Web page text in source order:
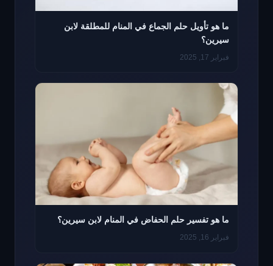
ما هو تأويل حلم الجماع في المنام للمطلقة لابن
سيرين؟
فبراير 17, 2025
ما هو تفسير حلم الحفاض في المنام لابن سيرين؟
فبراير 16, 2025